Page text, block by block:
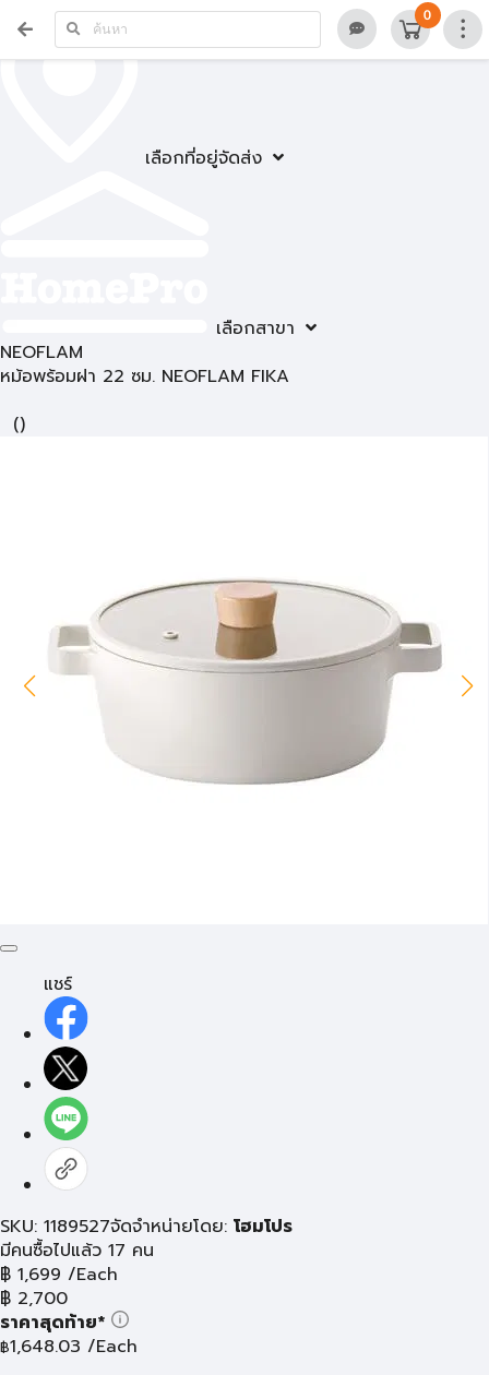
เลือกที่อยู่จัดส่ง
เลือกสาขา
0
NEOFLAM
หม้อพร้อมฝา 22 ซม. NEOFLAM FIKA
()
แชร์
SKU: 1189527จัดจำหน่ายโดย: โฮมโปร
มีคนซื้อไปแล้ว 17 คน
฿ 1,699 /Each
฿ 2,700
ราคาสุดท้าย*
฿1,648.03 /Each